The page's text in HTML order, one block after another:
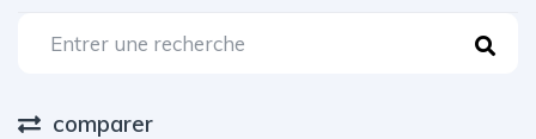
comparer